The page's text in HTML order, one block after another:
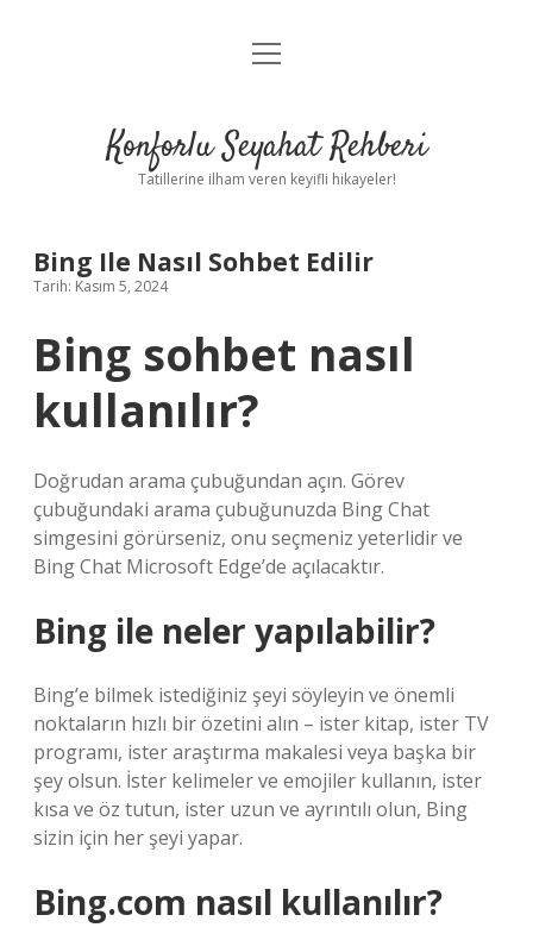
Anasayfa
Yasal Uyarı
menüyü
Konforlu Seyahat Rehberi
Tatillerine ilham veren keyifli hikayeler!
Bing Ile Nasıl Sohbet Edilir
Tarih: Kasım 5, 2024
Bing sohbet nasıl
kullanılır?
Doğrudan arama çubuğundan açın. Görev
çubuğundaki arama çubuğunuzda Bing Chat
simgesini görürseniz, onu seçmeniz yeterlidir ve
Bing Chat Microsoft Edge’de açılacaktır.
Bing ile neler yapılabilir?
Bing’e bilmek istediğiniz şeyi söyleyin ve önemli
noktaların hızlı bir özetini alın – ister kitap, ister TV
programı, ister araştırma makalesi veya başka bir
şey olsun. İster kelimeler ve emojiler kullanın, ister
kısa ve öz tutun, ister uzun ve ayrıntılı olun, Bing
sizin için her şeyi yapar.
Bing.com nasıl kullanılır?